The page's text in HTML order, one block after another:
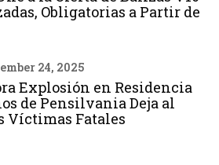
Obligatorias a Partir de
24, 2025
Explosión en Residencia
de Pensilvania Deja al
Víctimas Fatales